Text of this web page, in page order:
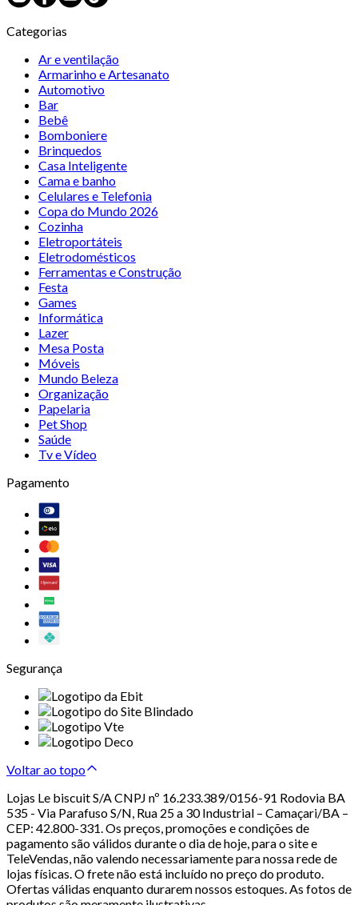
Categorias
Ar e ventilação
Armarinho e Artesanato
Automotivo
Bar
Bebê
Bomboniere
Brinquedos
Casa Inteligente
Cama e banho
Celulares e Telefonia
Copa do Mundo 2026
Cozinha
Eletroportáteis
Eletrodomésticos
Ferramentas e Construção
Festa
Games
Informática
Lazer
Mesa Posta
Móveis
Mundo Beleza
Organização
Papelaria
Pet Shop
Saúde
Tv e Vídeo
Pagamento
Segurança
Voltar ao topo
Lojas Le biscuit S/A CNPJ nº 16.233.389/0156-91 Rodovia BA
535 - Via Parafuso S/N, Rua 25 a 30 Industrial – Camaçari/BA –
CEP: 42.800-331. Os preços, promoções e condições de
pagamento são válidos durante o dia de hoje, para o site e
TeleVendas, não valendo necessariamente para nossa rede de
lojas físicas. O frete não está incluído no preço do produto.
Ofertas válidas enquanto durarem nossos estoques. As fotos de